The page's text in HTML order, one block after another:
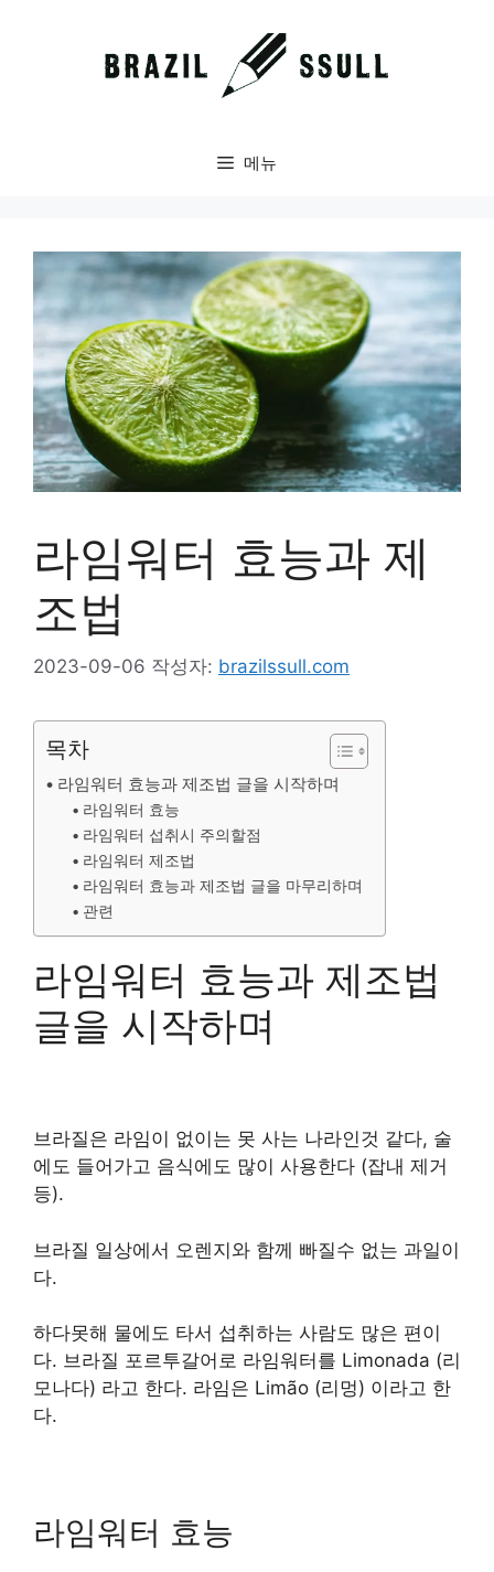
메뉴
라임워터 효능과 제
조법
2023-09-06 작성자: brazilssull.com
목차
라임워터 효능과 제조법 글을 시작하며
라임워터 효능
라임워터 섭취시 주의할점
라임워터 제조법
라임워터 효능과 제조법 글을 마무리하며
관련
라임워터 효능과 제조법
글을 시작하며
브라질은 라임이 없이는 못 사는 나라인것 같다, 술
에도 들어가고 음식에도 많이 사용한다 (잡내 제거
등).
브라질 일상에서 오렌지와 함께 빠질수 없는 과일이
다.
하다못해 물에도 타서 섭취하는 사람도 많은 편이
다. 브라질 포르투갈어로 라임워터를 Limonada (리
모나다) 라고 한다. 라임은 Limão (리멍) 이라고 한
다.
라임워터 효능